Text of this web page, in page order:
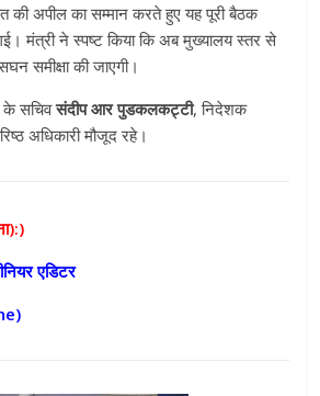
की अपील का सम्मान करते हुए यह पूरी बैठक
मंत्री ने स्पष्ट किया कि अब मुख्यालय स्तर से
समीक्षा की जाएगी।
के सचिवसंदीप आर पुडकलकट्टी, निदेशक
अधिकारी मौजूद रहे।
एडिटर